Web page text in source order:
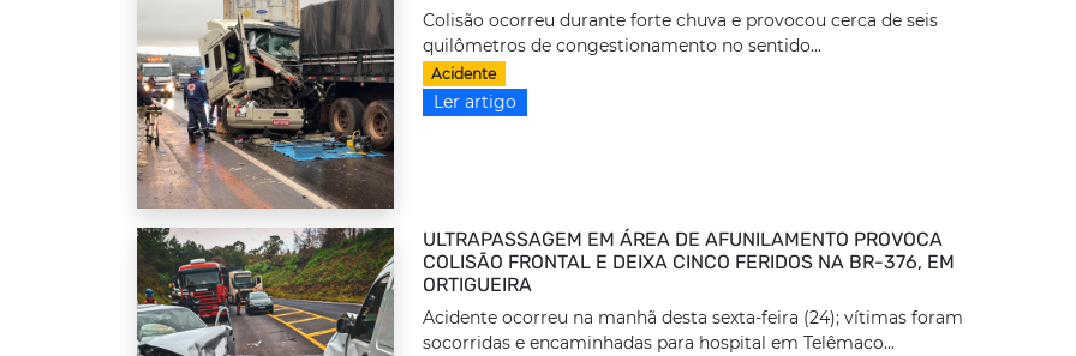
Colisão ocorreu durante forte chuva e provocou cerca de seis
quilômetros de congestionamento no sentido...
Acidente
Ler artigo
ULTRAPASSAGEM EM ÁREA DE AFUNILAMENTO PROVOCA
COLISÃO FRONTAL E DEIXA CINCO FERIDOS NA BR-376, EM
ORTIGUEIRA
Acidente ocorreu na manhã desta sexta-feira (24); vítimas foram
socorridas e encaminhadas para hospital em Telêmaco...